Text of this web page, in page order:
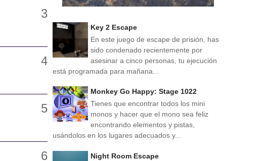
Key 2 Escape
En este juego de escape de prisión, has
sido condenado recientemente por
asesinar a cinco personas, tu ejecución
está programada para mañana...
Monkey Go Happy: Stage 1022
Tienes que encontrar todos los mini
monos y hacer que el mono sea feliz
encontrando elementos y pistas,
usándolos en los lugares adecuados y...
Night Room Escape